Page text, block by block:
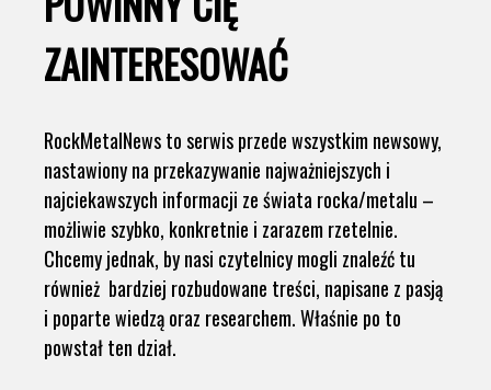
ZAINTERESOWAĆ
RockMetalNews to serwis przede wszystkim newsowy,
nastawiony na przekazywanie najważniejszych i
najciekawszych informacji ze świata rocka/metalu –
możliwie szybko, konkretnie i zarazem rzetelnie.
Chcemy jednak, by nasi czytelnicy mogli znaleźć tu
również bardziej rozbudowane treści, napisane z pasją
i poparte wiedzą oraz researchem. Właśnie po to
powstał ten dział.